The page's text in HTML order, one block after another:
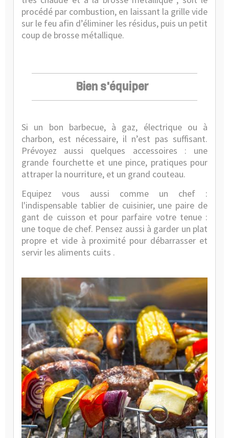
procédé par combustion, en laissant la grille vide
sur le feu afin d’éliminer les résidus, puis un petit
coup de brosse métallique.
Bien s'équiper
Si un bon barbecue, à gaz, électrique ou à
charbon, est nécessaire, il n’est pas suffisant.
Prévoyez aussi quelques accessoires : une
grande fourchette et une pince, pratiques pour
attraper la nourriture, et un grand couteau.
Equipez vous aussi comme un chef :
l'indispensable tablier de cuisinier, une paire de
gant de cuisson et pour parfaire votre tenue :
une toque de chef. Pensez aussi à garder un plat
propre et vide à proximité pour débarrasser et
servir les aliments cuits .